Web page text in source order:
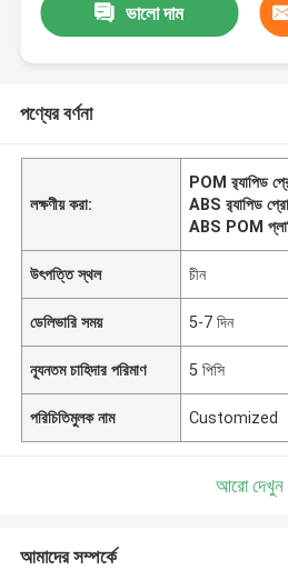
ভালো দাম
পণ্যের বর্ণনা
লক্ষণীয় করা:
POM র‌্যাপিড
ABS র‌্যাপিড
ABS POM
উৎপত্তি স্থল চীন
ডেলিভারি সময় 5-7 দিন
ন্যূনতম চাহিদার পরিমাণ 5 পিসি
পরিচিতিমুলক নাম Customized
আরো দেখুন
আমাদের সম্পর্কে